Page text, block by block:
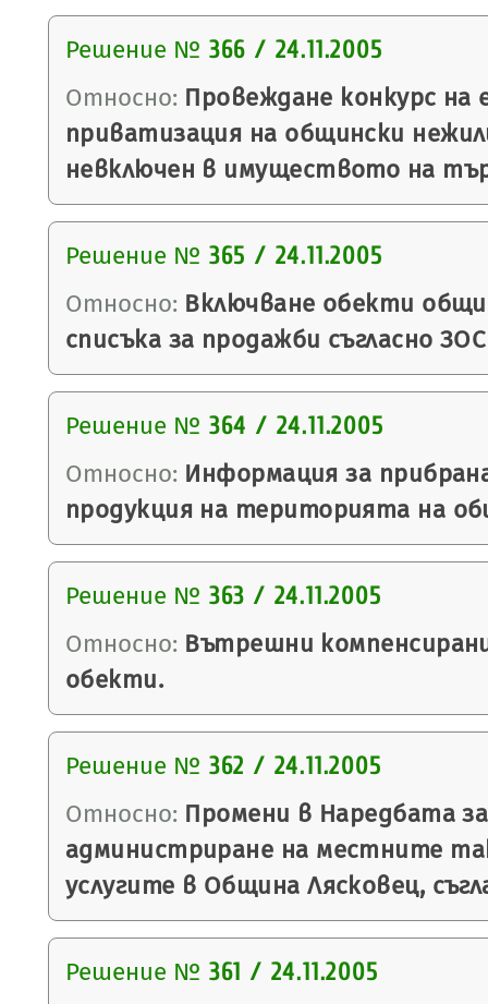
Решение № 366 / 24.11.2005
Относно: Провеждане конкурс на
приватизация на общински
невключен в имуществото на
Решение № 365 / 24.11.2005
Относно: Включване обекти
списъка за продажби съгласно
Решение № 364 / 24.11.2005
Относно: Информация за
продукция на територията на
Решение № 363 / 24.11.2005
Относно: Вътрешни
обекти.
Решение № 362 / 24.11.2005
Относно: Промени в Наредбата
администриране на местните
услугите в Община Лясковец,
Решение № 361 / 24.11.2005